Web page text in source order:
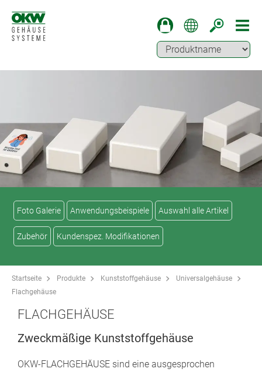
Foto Galerie Anwendungsbeispiele Auswahl alle Artikel
Zubehör Kundenspez. Modifikationen
Startseite Produkte Kunststoffgehäuse
Universalgehäuse
Flachgehäuse
FLACHGEHÄUSE
Zweckmäßige Kunststoffgehäuse
OKW-FLACHGEHÄUSE sind eine ausgesprochen